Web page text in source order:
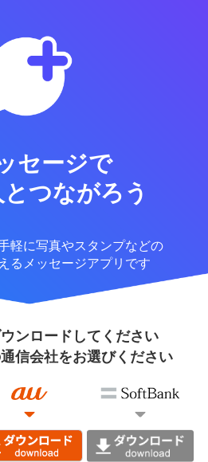
セージで
つながろう
軽に写真やスタンプなどの
るメッセージアプリです
ンロードしてください
信会社をお選びください